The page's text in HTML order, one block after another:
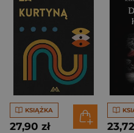
KSIĄŻKA
27,90 zł